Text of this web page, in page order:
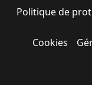
Politique de
Cookies